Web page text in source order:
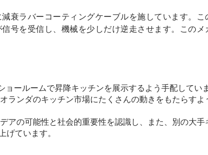
衰ラバーコーティングケーブルを施しています。
号を受信し、機械を少しだけ逆走させます。この
ールームで昇降キッチンを展示するよう手配して
ンダのキッチン市場にたくさんの動きをもたらすよ
アの可能性と社会的重要性を認識し、また、別の大
げています。